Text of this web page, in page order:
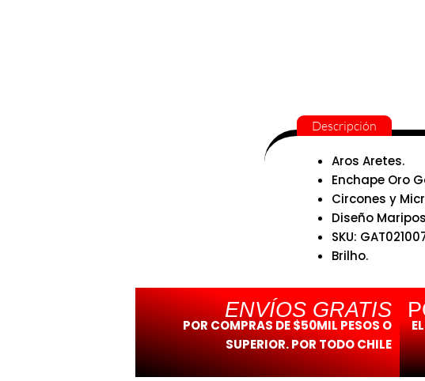
Descripción
Aros Aretes.
Enchape Oro
Circones y
Diseño
SKU:
Brilho.
ENVÍOS GRATIS
POR COMPRAS DE $50MIL PESOS O
SUPERIOR. POR TODO CHILE